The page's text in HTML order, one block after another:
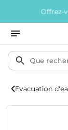
Offrez-vous la
Evacuation